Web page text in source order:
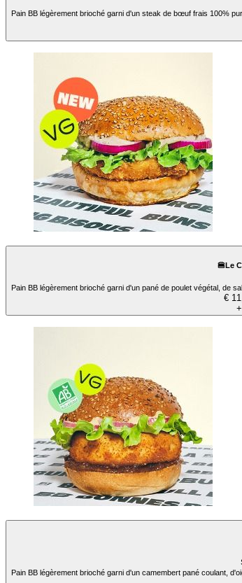
Pain BB légèrement brioché garni d'un steak de bœuf frais 100%
🍔Le
Pain BB légèrement brioché garni d'un pané de poulet végétal, de
€
+
Pain BB légèrement brioché garni d'un camembert pané coulant,